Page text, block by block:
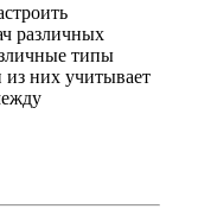
различных
типы
из них учитывает